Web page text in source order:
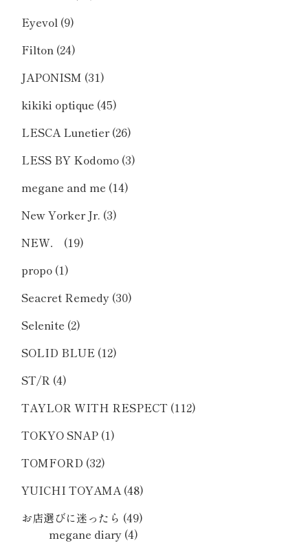
Eyevol (9)
Filton (24)
JAPONISM (31)
kikiki optique (45)
LESCA Lunetier(26)
LESS BY Kodomo (3)
megane and me (14)
New Yorker Jr. (3)
NEW．
(19)
propo (1)
Seacret Remedy (30)
Selenite (2)
SOLID BLUE (12)
ST/R (4)
TAYLOR WITH RESPECT (112)
TOKYO SNAP (1)
TOMFORD (32)
YUICHI TOYAMA(48)
お店選びに迷ったら (49)
megane diary (4)